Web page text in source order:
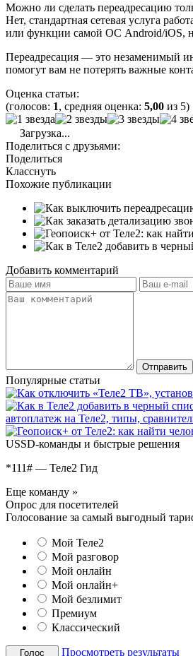
Можно ли сделать переадресацию
Нет, стандартная сетевая услуга
или функции самой ОС Android/iOS,
Переадресация — это незаменимый
помогут вам не потерять важные
Оценка статьи:
(голосов: 1, средняя оценка: 5,00 из 5)
Загрузка...
Поделиться с друзьями:
Поделиться
Класснуть
Похожие публикации
Добавить комментарий
Популярные статьи
автоплатеж на Теле2, типы,
USSD-команды и быстрые решения
*111# — Теле2 Гид
Еще команду »
Опрос для посетителей
Голосование за самый выгодный
Мой Теле2
Мой разговор
Мой онлайн
Мой онлайн+
Мой безлимит
Премиум
Классический
Просмотреть результаты